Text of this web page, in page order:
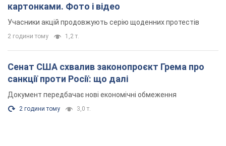
картонками. Фото і відео
Учасники акцій продовжують серію щоденних протестів
2 години тому 1,2 т.
Сенат США схвалив законопроєкт Грема про
санкції проти Росії: що далі
Документ передбачає нові економічні обмеження
2 години тому 3,0 т.